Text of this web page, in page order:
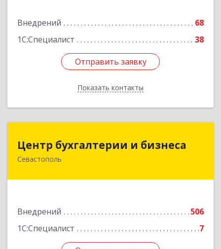
Внедрений
68
1С:Специалист
38
Отправить заявку
Показать контакты
Подробнее
Отправить заявку
Назад
Центр бухгалтерии и бизнеса
Севастополь
Внедрений
506
1С:Специалист
7
Центр бухгалтерии и бизнеса
299026, Севастополь г, Качинский туп, дом №